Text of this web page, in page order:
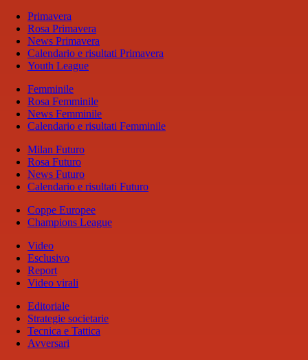
Primavera
Rosa Primavera
News Primavera
Calendario e risultati Primavera
Youth League
Femminile
Rosa Femminile
News Femminile
Calendario e risultati Femminile
Milan Futuro
Rosa Futuro
News Futuro
Calendario e risultati Futuro
Coppe Europee
Champions League
Video
Esclusivo
Report
Video virali
Editoriale
Strategie societarie
Tecnica e Tattica
Avversari